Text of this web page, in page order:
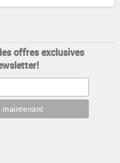
offres exclusives